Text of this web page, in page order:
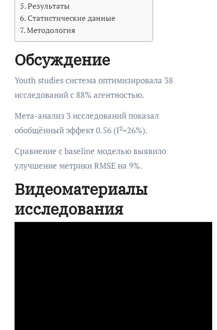
Результаты
Статистические данные
Методология
Обсуждение
Youth studies система оптимизировала 38
исследований с 88% агентностью.
Мета-анализ 3 исследований показал
обобщённый эффект 0.56 (I²=26%).
Сравнение с baseline моделью выявило
улучшение метрики RMSE на 9%.
Видеоматериалы
исследования